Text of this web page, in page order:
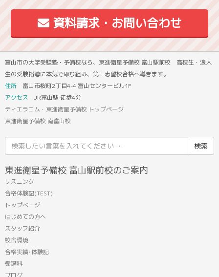
資料請求・お問い合わせ
富山市の大学受験塾・予備校なら、東進衛星予備校 富山駅前校 高校生・浪人
生の受験指導に本気で取り組み、第一志望校合格へ導きます。
住所 富山市桜町2丁目4-4 富山センタービル1F
アクセス JR富山駅 徒歩4分
ティエラコム・東進衛星予備校 トップページ
東進衛星予備校 南富山校
索
結
果:
東進衛星予備校 富山駅前校のご案内
リスニング
合格体験記(TEST)
トップページ
はじめての方へ
スタッフ紹介
校舎環境
合格実績･体験記
受講料